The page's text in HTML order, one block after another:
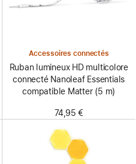
Accessoires connectés
Ruban lumineux HD multicolore
connecté Nanoleaf Essentials
compatible Matter (5 m)
74,95 €